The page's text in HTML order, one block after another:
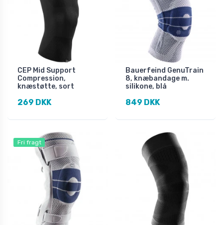
CEP Mid Support
Compression,
knæstøtte, sort
269 DKK
Bauerfeind GenuTrain
8, knæbandage m.
silikone, blå
849 DKK
Fri fragt